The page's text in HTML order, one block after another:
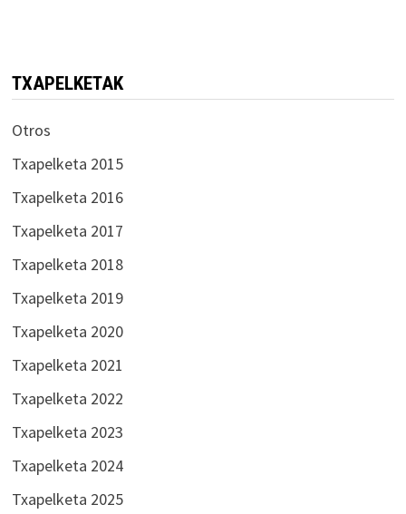
TXAPELKETAK
Otros
Txapelketa 2015
Txapelketa 2016
Txapelketa 2017
Txapelketa 2018
Txapelketa 2019
Txapelketa 2020
Txapelketa 2021
Txapelketa 2022
Txapelketa 2023
Txapelketa 2024
Txapelketa 2025